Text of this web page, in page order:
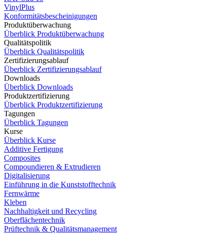
VinylPlus
Konformitätsbescheinigungen
Produktüberwachung
Überblick Produktüberwachung
Qualitätspolitik
Überblick Qualitätspolitik
Zertifizierungsablauf
Überblick Zertifizierungsablauf
Downloads
Überblick Downloads
Produktzertifizierung
Überblick Produktzertifizierung
Tagungen
Überblick Tagungen
Kurse
Überblick Kurse
Additive Fertigung
Composites
Compoundieren & Extrudieren
Digitalisierung
Einführung in die Kunststofftechnik
Fernwärme
Kleben
Nachhaltigkeit und Recycling
Oberflächentechnik
Prüftechnik & Qualitätsmanagement